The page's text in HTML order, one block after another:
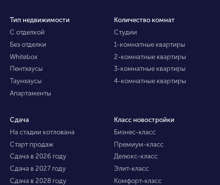
Тип недвижимости
С отделкой
Без отделки
Whitebox
Пентхаусы
Таунхаусы
Апартаменты
Количество комнат
Студии
1-комнатные квартиры
2-комнатные квартиры
3-комнатные квартиры
4-комнатные квартиры
Сдача
На стадии котлована
Старт продаж
Сдача в 2026 году
Сдача в 2027 году
Сдача в 2028 году
Класс новостройки
Бизнес-класс
Премиум-класс
Делюкс-класс
Элит-класс
Комфорт-класс